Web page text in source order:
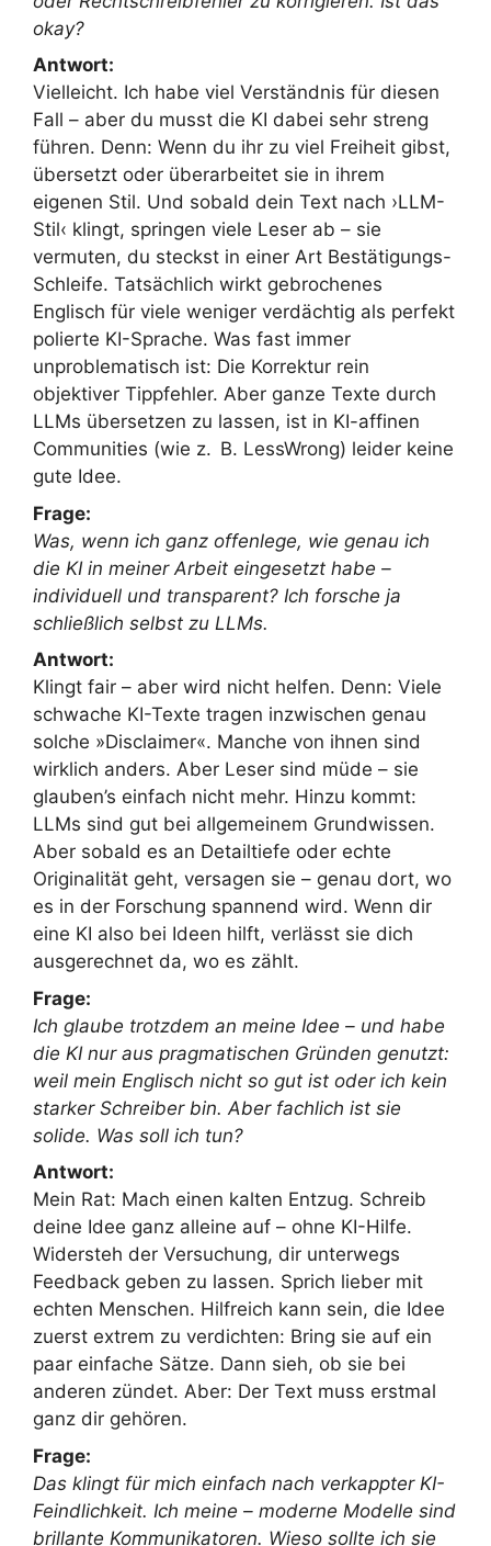
okay?
Antwort:
Vielleicht. Ich habe viel Verständnis für diesen
Fall – aber du musst die KI dabei sehr streng
führen. Denn: Wenn du ihr zu viel Freiheit gibst,
übersetzt oder überarbeitet sie in ihrem
eigenen Stil. Und sobald dein Text nach ›LLM-
Stil‹ klingt, springen viele Leser ab – sie
vermuten, du steckst in einer Art Bestätigungs-
Schleife. Tatsächlich wirkt gebrochenes
Englisch für viele weniger verdächtig als perfekt
polierte KI-Sprache. Was fast immer
unproblematisch ist: Die Korrektur rein
objektiver Tippfehler. Aber ganze Texte durch
LLMs übersetzen zu lassen, ist in KI-affinen
Communities (wie z. B. LessWrong) leider keine
gute Idee.
Frage:
Was, wenn ich ganz offenlege, wie genau ich
die KI in meiner Arbeit eingesetzt habe –
individuell und transparent? Ich forsche ja
schließlich selbst zu LLMs.
Antwort:
Klingt fair – aber wird nicht helfen. Denn: Viele
schwache KI-Texte tragen inzwischen genau
solche »Disclaimer«. Manche von ihnen sind
wirklich anders. Aber Leser sind müde – sie
glauben’s einfach nicht mehr. Hinzu kommt:
LLMs sind gut bei allgemeinem Grundwissen.
Aber sobald es an Detailtiefe oder echte
Originalität geht, versagen sie – genau dort, wo
es in der Forschung spannend wird. Wenn dir
eine KI also bei Ideen hilft, verlässt sie dich
ausgerechnet da, wo es zählt.
Frage:
Ich glaube trotzdem an meine Idee – und habe
die KI nur aus pragmatischen Gründen genutzt:
weil mein Englisch nicht so gut ist oder ich kein
starker Schreiber bin. Aber fachlich ist sie
solide. Was soll ich tun?
Antwort:
Mein Rat: Mach einen kalten Entzug. Schreib
deine Idee ganz alleine auf – ohne KI-Hilfe.
Widersteh der Versuchung, dir unterwegs
Feedback geben zu lassen. Sprich lieber mit
echten Menschen. Hilfreich kann sein, die Idee
zuerst extrem zu verdichten: Bring sie auf ein
paar einfache Sätze. Dann sieh, ob sie bei
anderen zündet. Aber: Der Text muss erstmal
ganz dir gehören.
Frage:
Das klingt für mich einfach nach verkappter KI-
Feindlichkeit. Ich meine – moderne Modelle sind
brillante Kommunikatoren. Wieso sollte ich sie